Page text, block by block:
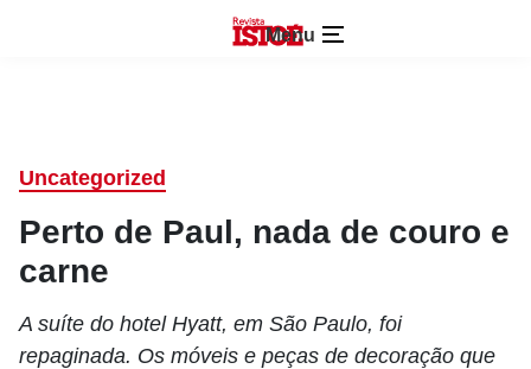
Menu
Uncategorized
Perto de Paul, nada de couro e
carne
A suíte do hotel Hyatt, em São Paulo, foi
repaginada. Os móveis e peças de decoração que